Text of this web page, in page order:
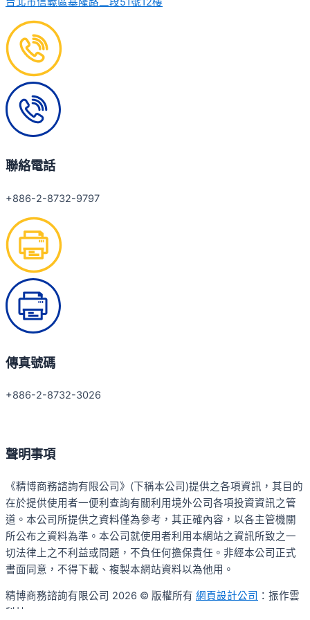
聯絡電話
+886-2-8732-9797
傳真號碼
+886-2-8732-3026
聲明事項
《精博商務諮詢有限公司》(下稱本公司)提供之各項資訊，其目的
在於提供使用者一便利查詢有關利用境外公司各項投資資訊之管
道。本公司所提供之資料僅為參考，其正確內容，以各主管機關
所公布之資料為準。本公司就使用者利用本網站之資訊所致之一
切法律上之不利益或問題，不負任何擔保責任。非經本公司正式
書面同意，不得下載、複製本網站資料以為他用。
精博商務諮詢有限公司 2026 © 版權所有 網頁設計公司 ：振作雲
科技